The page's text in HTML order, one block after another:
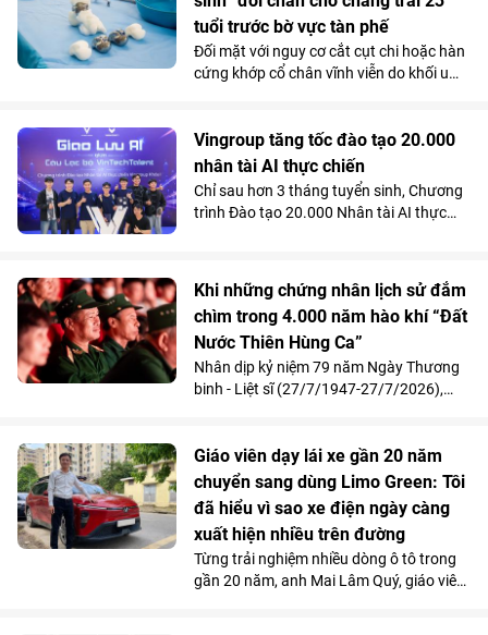
tuổi trước bờ vực tàn phế
Đối mặt với nguy cơ cắt cụt chi hoặc hàn
cứng khớp cổ chân vĩnh viễn do khối u
toàn bộ xương sên bằng vật liệu
Titanium in 3D tại Bệnh viện Đa khoa
Quốc tế Vinmec Times City.
Vingroup tăng tốc đào tạo 20.000
nhân tài AI thực chiến
Chỉ sau hơn 3 tháng tuyển sinh, Chương
trình Đào tạo 20.000 Nhân tài AI thực
quả 100% học viên đạt chuẩn khóa I
được mời làm việc ngay sau khi tốt
nghiệp, Chương trình đang tăng tốc mở
rộng quy mô đào tạo nhằm đảm bảo
mục tiêu cung cấp từ 10.000 - 20.000
nhân tài AI trong vòng 2 năm, đáp ứng
Khi những chứng nhân lịch sử đắm
chìm trong 4.000 năm hào khí “Đất
Nước Thiên Hùng Ca”
Nhân dịp kỷ niệm 79 năm Ngày Thương
binh - Liệt sĩ (27/7/1947-27/7/2026),
chiến thưởng thức show diễn “Đất Nước
Thiên Hùng Ca” tại Vinpearl Theatre
Ocean City. Phản hồi xúc động của chính
những người từng đi qua chiến tranh đã
góp phần khẳng định ý nghĩa nhân văn
và giá trị lan tỏa của tác phẩm nghệ
thuật lấy cảm hứng từ hơn 4.000 năm
Giáo viên dạy lái xe gần 20 năm
chuyển sang dùng Limo Green: Tôi
đã hiểu vì sao xe điện ngày càng
xuất hiện nhiều trên đường
Từng trải nghiệm nhiều dòng ô tô trong
gần 20 năm, anh Mai Lâm Quý, giáo viên